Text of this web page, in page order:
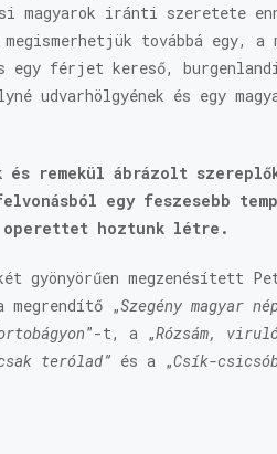
magyarok iránti szeretete
továbbá egy, a
férjet kereső, burgenlandi
udvarhölgyének és egy
és remekül ábrázolt
egy feszesebb
hoztunk létre.
gyönyörűen megzenésített
megrendítő „Szegény magyar
”-t, a „Rózsám,
terólad” és a „Csík-